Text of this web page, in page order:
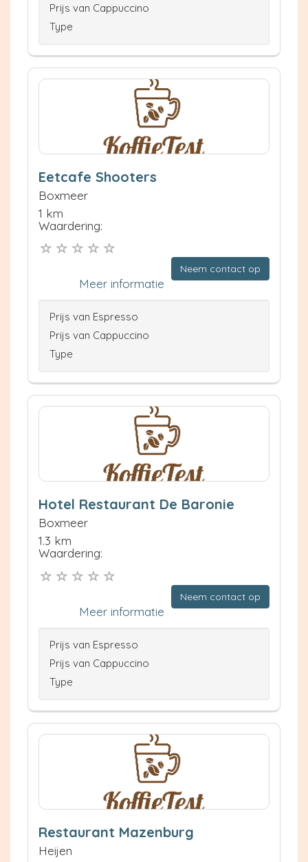
Prijs van Cappuccino
Type
Eetcafe Shooters
Boxmeer
1 km
Waardering:
Neem contact op
Meer informatie
Prijs van Espresso
Prijs van Cappuccino
Type
Hotel Restaurant De Baronie
Boxmeer
1.3 km
Waardering:
Neem contact op
Meer informatie
Prijs van Espresso
Prijs van Cappuccino
Type
Restaurant Mazenburg
Heijen